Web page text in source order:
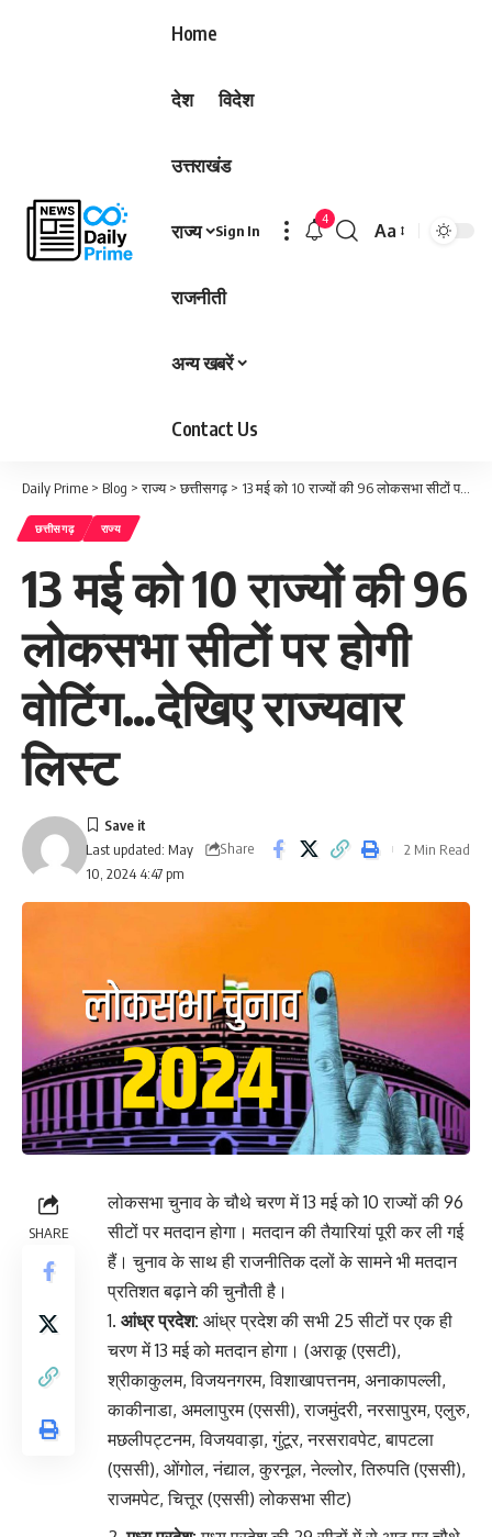
Home
देश विदेश
उत्तराखंड
राज्य
राजनीती
अन्य खबरें
Contact Us
Sign In
4
Font
Aa
Daily Prime > Blog >राज्य>छत्तीसगढ़> 13 मई को 10 राज्यों की 96 लोकसभा सीटों पर होगी वोटिंग…देखिए राज्यवार लिस्ट
छत्तीसगढ़ राज्य
13 मई को 10 राज्यों की 96
लोकसभा सीटों पर होगी
वोटिंग…देखिए राज्यवार
लिस्ट
Last updated: May
10, 2024 4:47 pm
Share 2 Min Read
SHARE
लोकसभा चुनाव के चौथे चरण में 13 मई को 10 राज्यों की 96
सीटों पर मतदान होगा। मतदान की तैयारियां पूरी कर ली गई
हैं। चुनाव के साथ ही राजनीतिक दलों के सामने भी मतदान
प्रतिशत बढ़ाने की चुनौती है।
आंध्र प्रदेश: आंध्र प्रदेश की सभी 25 सीटों पर एक ही
चरण में 13 मई को मतदान होगा। (अराकू (एसटी),
श्रीकाकुलम, विजयनगरम, विशाखापत्तनम, अनाकापल्ली,
काकीनाडा, अमलापुरम (एससी), राजमुंदरी, नरसापुरम, एलुरु,
मछलीपट्टनम, विजयवाड़ा, गुंटूर, नरसरावपेट, बापटला
(एससी), ओंगोल, नंद्याल, कुरनूल, नेल्लोर, तिरुपति (एससी),
राजमपेट, चित्तूर (एससी) लोकसभा सीट)